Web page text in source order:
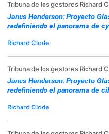
Tribuna de los gestores Richard
Janus Henderson: Proyecto
redefiniendo el panorama de
Richard Clode
Tribuna de los gestores Richard
Janus Henderson: Proyecto
redefiniendo el panorama de
Richard Clode